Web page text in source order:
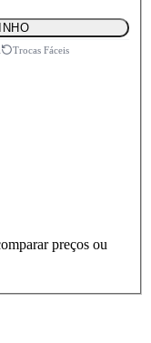
Trocas Fáceis
preços ou